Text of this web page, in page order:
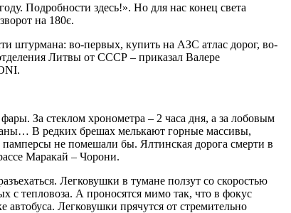
Подробности здесь!». Но для нас конец света
на 180є.
штурмана: во-первых, купить на АЗС атлас дорог, во-
Литвы от СССР – приказал Валере
За стеклом хронометра – 2 часа дня, а за лобовым
В редких брешах мелькают горные массивы,
не помешали бы. Ялтинская дорога смерти в
Маракай – Чорони.
Легковушки в тумане ползут со скоростью
с тепловоза. А проносятся мимо так, что в фокус
Легковушки прячутся от стремительно